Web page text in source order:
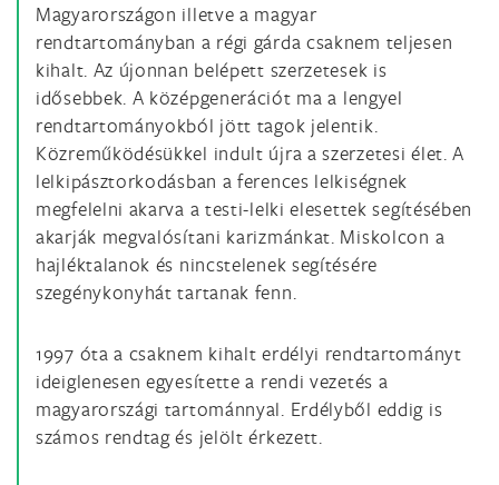
Magyarországon illetve a magyar
rendtartományban a régi gárda csaknem teljesen
kihalt. Az újonnan belépett szerzetesek is
idősebbek. A középgenerációt ma a lengyel
rendtartományokból jött tagok jelentik.
Közreműködésükkel indult újra a szerzetesi élet. A
lelkipásztorkodásban a ferences lelkiségnek
megfelelni akarva a testi-lelki elesettek segítésében
akarják megvalósítani karizmánkat. Miskolcon a
hajléktalanok és nincstelenek segítésére
szegénykonyhát tartanak fenn.
1997 óta a csaknem kihalt erdélyi rendtartományt
ideiglenesen egyesítette a rendi vezetés a
magyarországi tartománnyal. Erdélyből eddig is
számos rendtag és jelölt érkezett.